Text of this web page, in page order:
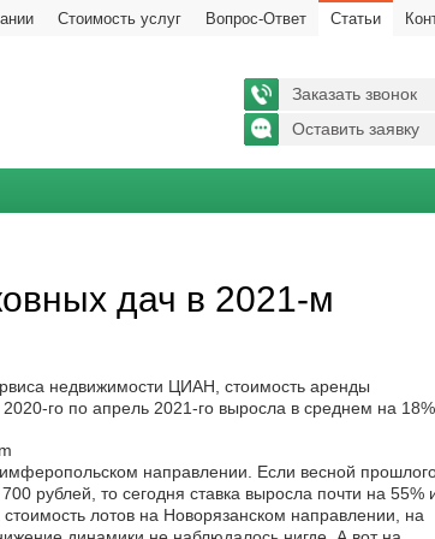
Стоимость услуг Вопрос-Ответ Статьи
Заказать звонок
Оставить заявку
дач в 2021-м
недвижимости ЦИАН, стоимость аренды
го по апрель 2021-го выросла в среднем на
направлении. Если весной
рублей, то сегодня ставка выросла почти на 55%
лотов на Новорязанском направлении, на